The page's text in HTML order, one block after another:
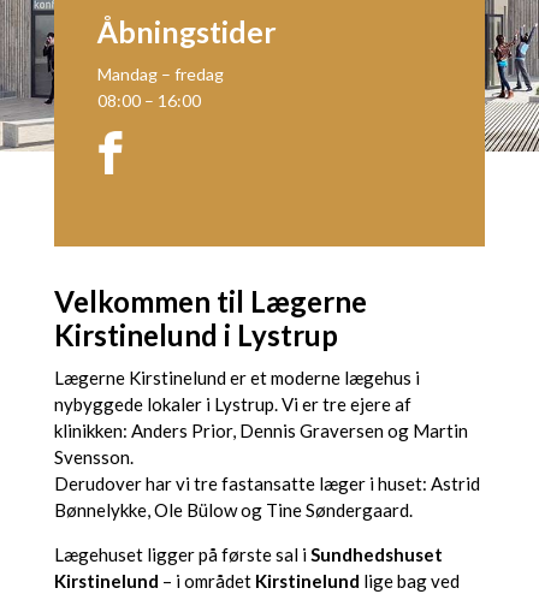
Åbningstider
Mandag – fredag
08:00 – 16:00
Velkommen til Lægerne
Kirstinelund i Lystrup
Lægerne Kirstinelund er et moderne lægehus i
nybyggede lokaler i Lystrup.Vi er tre ejere af
klinikken: Anders Prior, Dennis Graversen og Martin
Svensson.
Derudover har vi tre fastansatte læger i huset: Astrid
Bønnelykke, Ole Bülow og Tine Søndergaard.
Lægehuset ligger på første sal iSundhedshuset
Kirstinelund – i området Kirstinelund lige bag ved